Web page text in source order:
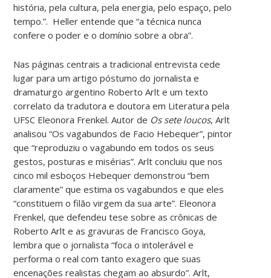
história, pela cultura, pela energia, pelo espaço, pelo
tempo.”. Heller entende que “a técnica nunca
confere o poder e o domínio sobre a obra”.
Nas páginas centrais a tradicional entrevista cede
lugar para um artigo póstumo do jornalista e
dramaturgo argentino Roberto Arlt e um texto
correlato da tradutora e doutora em Literatura pela
UFSC Eleonora Frenkel. Autor de Os sete loucos, Arlt
analisou “Os vagabundos de Facio Hebequer”, pintor
que “reproduziu o vagabundo em todos os seus
gestos, posturas e misérias”. Arlt concluiu que nos
cinco mil esboços Hebequer demonstrou “bem
claramente” que estima os vagabundos e que eles
“constituem o filão virgem da sua arte”. Eleonora
Frenkel, que defendeu tese sobre as crônicas de
Roberto Arlt e as gravuras de Francisco Goya,
lembra que o jornalista “foca o intolerável e
performa o real com tanto exagero que suas
encenações realistas chegam ao absurdo”. Arlt,